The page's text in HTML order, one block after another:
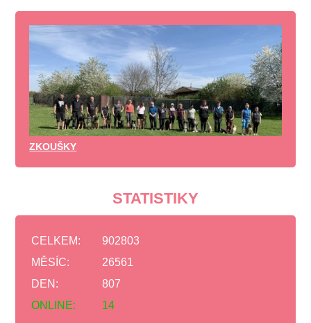
ZKOUŠKY
STATISTIKY
ONLINE: 14
CELKEM:
902803
MĚSÍC:
26561
DEN:
807